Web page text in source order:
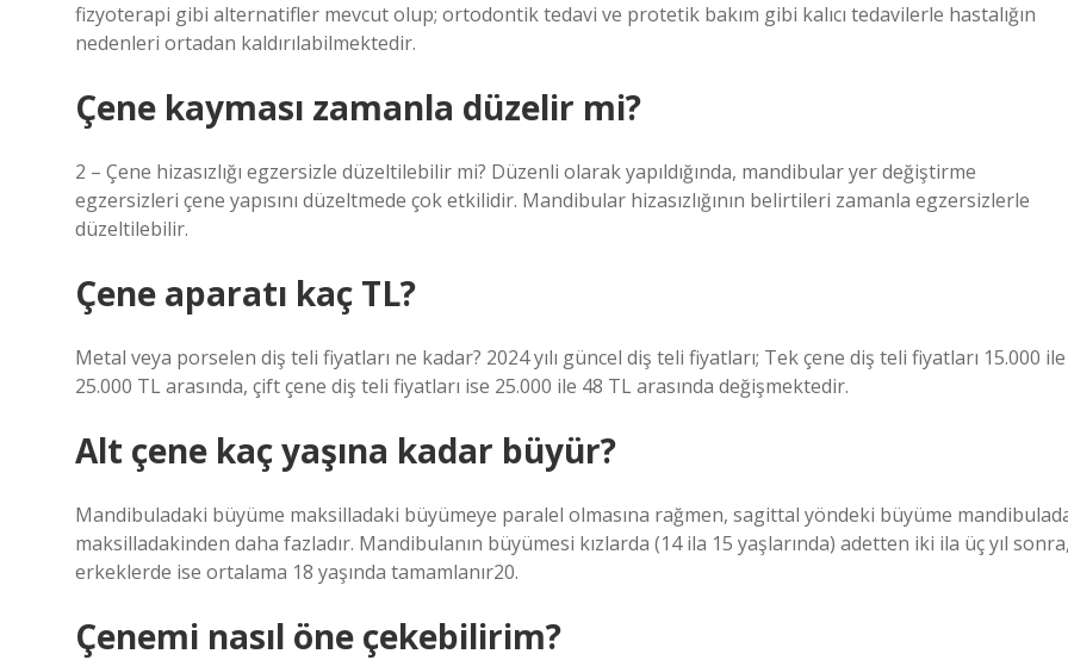
fizyoterapi gibi alternatifler mevcut olup; ortodontik tedavi ve protetik bakım gibi kalıcı tedavilerle hastalığın
nedenleri ortadan kaldırılabilmektedir.
Çene kayması zamanla düzelir mi?
2 – Çene hizasızlığı egzersizle düzeltilebilir mi? Düzenli olarak yapıldığında, mandibular yer değiştirme
egzersizleri çene yapısını düzeltmede çok etkilidir. Mandibular hizasızlığının belirtileri zamanla egzersizlerle
düzeltilebilir.
Çene aparatı kaç TL?
Metal veya porselen diş teli fiyatları ne kadar? 2024 yılı güncel diş teli fiyatları; Tek çene diş teli fiyatları 15.000 ile
25.000 TL arasında, çift çene diş teli fiyatları ise 25.000 ile 48 TL arasında değişmektedir.
Alt çene kaç yaşına kadar büyür?
Mandibuladaki büyüme maksilladaki büyümeye paralel olmasına rağmen, sagittal yöndeki büyüme
maksilladakinden daha fazladır. Mandibulanın büyümesi kızlarda (14 ila 15 yaşlarında) adetten iki ila üç yıl
erkeklerde ise ortalama 18 yaşında tamamlanır20.
Çenemi nasıl öne çekebilirim?